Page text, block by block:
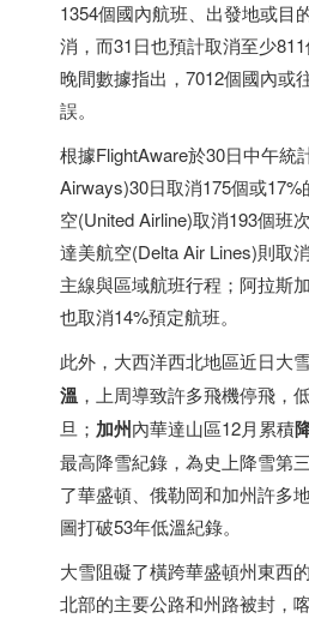
1354個國內航班、出發地或目
消，而31日也預計取消至少
晚間數據指出，7012個國內或
誤。
根據FlightAware於30日中午統
Airways)30日取消175個或
空(United Airline)取消193個班
達美航空(Delta Air Lines)則取
主線與區域航班行程；阿拉斯
也取消14%預定航班。
此外，大西洋西北地區近日大
溫 ，上周導致許多飛機停飛，
旦； 加州內華達山區12月累積
最高降雪紀錄，為史上降雪第
了華盛頓、俄勒岡和加州許多
圖打破53年低溫紀錄。
大雪阻礙了橫跨華盛頓州東西
北部的主要公路和州路被封，